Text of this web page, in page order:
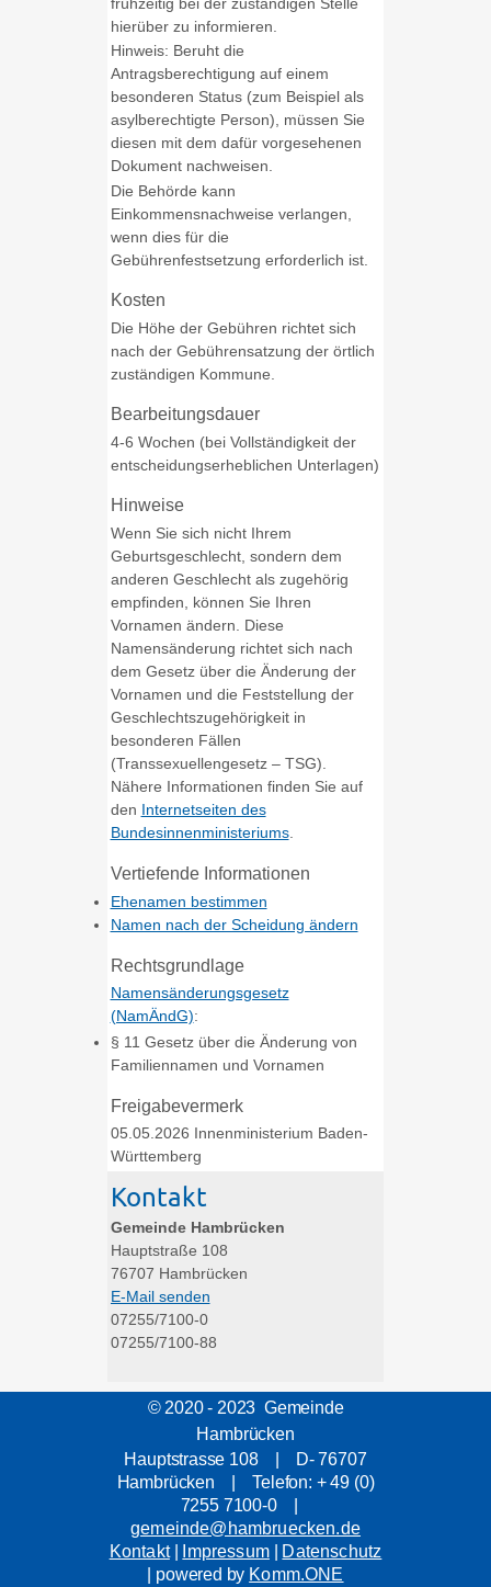
hierüber zu informieren.
Hinweis: Beruht die
Antragsberechtigung auf einem
besonderen Status (zum Beispiel als
asylberechtigte Person), müssen Sie
diesen mit dem dafür vorgesehenen
Dokument nachweisen.
Die Behörde kann
Einkommensnachweise verlangen,
wenn dies für die
Gebührenfestsetzung erforderlich ist.
Kosten
Die Höhe der Gebühren richtet sich
nach der Gebührensatzung der örtlich
zuständigen Kommune.
Bearbeitungsdauer
4-6 Wochen (bei Vollständigkeit der
entscheidungserheblichen Unterlagen)
Hinweise
Wenn Sie sich nicht Ihrem
Geburtsgeschlecht, sondern dem
anderen Geschlecht als zugehörig
empfinden, können Sie Ihren
Vornamen ändern. Diese
Namensänderung richtet sich nach
dem Gesetz über die Änderung der
Vornamen und die Feststellung der
Geschlechtszugehörigkeit in
besonderen Fällen
(Transsexuellengesetz – TSG).
Nähere Informationen finden Sie auf
den Internetseiten des
Bundesinnenministeriums.
Vertiefende Informationen
Ehenamen bestimmen
Namen nach der Scheidung ändern
Rechtsgrundlage
Namensänderungsgesetz
(NamÄndG):
§ 11 Gesetz über die Änderung von
Familiennamen und Vornamen
Freigabevermerk
05.05.2026 Innenministerium Baden-
Württemberg
Kontakt
Gemeinde Hambrücken
Hauptstraße 108
76707 Hambrücken
E-Mail senden
07255/7100-0
07255/7100-88
© 2020 - 2023 Gemeinde
Hambrücken
Hauptstrasse 108 | D- 76707
Hambrücken | Telefon: + 49 (0)
7255 7100-0 |
gemeinde@hambruecken.de
Kontakt| Impressum| Datenschutz
| powered by Komm.ONE